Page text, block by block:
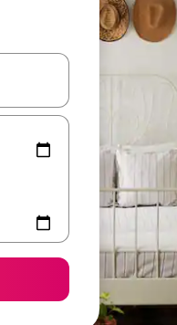
过点击或滑动手势浏览。